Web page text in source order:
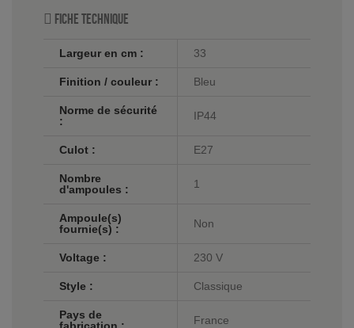
Fiche technique
Largeur en cm : 33
Finition / couleur : Bleu
Norme de sécurité
:
IP44
Culot : E27
Nombre
d'ampoules :
1
Ampoule(s)
fournie(s) :
Non
Voltage : 230 V
Style : Classique
Pays de
France